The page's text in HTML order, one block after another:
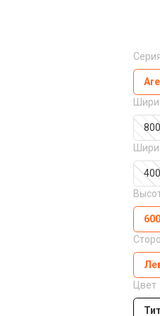
800
400
Цвет